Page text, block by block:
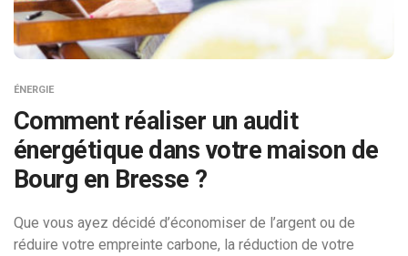
ÉNERGIE
Comment réaliser un audit
énergétique dans votre maison de
Bourg en Bresse ?
Que vous ayez décidé d’économiser de l’argent ou de
réduire votre empreinte carbone, la réduction de votre